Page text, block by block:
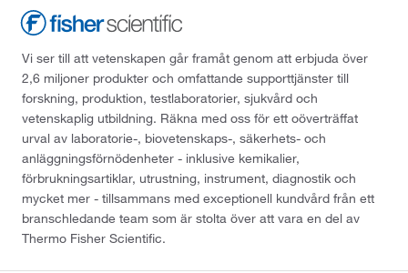
Vi ser till att vetenskapen går framåt genom att erbjuda över
2,6 miljoner produkter och omfattande supporttjänster till
forskning, produktion, testlaboratorier, sjukvård och
vetenskaplig utbildning. Räkna med oss för ett oöverträffat
urval av laboratorie-, biovetenskaps-, säkerhets- och
anläggningsförnödenheter - inklusive kemikalier,
förbrukningsartiklar, utrustning, instrument, diagnostik och
mycket mer - tillsammans med exceptionell kundvård från ett
branschledande team som är stolta över att vara en del av
Thermo Fisher Scientific.